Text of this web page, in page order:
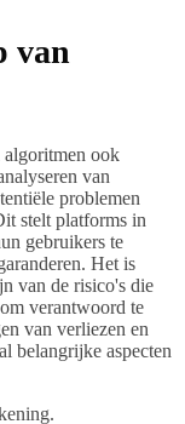
van
algoritmen ook
van
problemen
stelt platforms in
gebruikers te
Het is
van de risico's die
verantwoord te
van verliezen en
belangrijke aspecten